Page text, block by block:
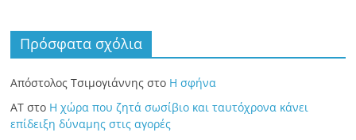
Πρόσφατα σχόλια
Απόστολος Τσιμογιάννης στο Η σφήνα
ΑΤ στο Η χώρα που ζητά σωσίβιο και ταυτόχρονα κάνει
επίδειξη δύναμης στις αγορές